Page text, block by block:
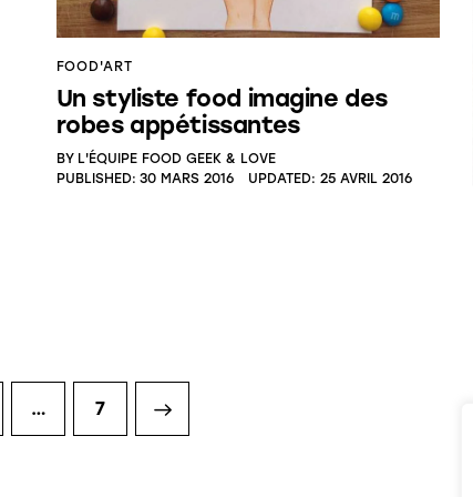
FOOD'ART
Un styliste food imagine des
robes appétissantes
BY L'ÉQUIPE FOOD GEEK & LOVE
PUBLISHED: 30 MARS 2016 UPDATED: 25 AVRIL 2016
… 7